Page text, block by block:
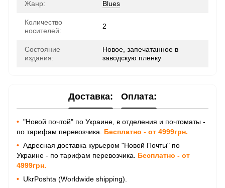
Жанр: Blues
Количество
носителей:
2
Состояние
издания:
Новое, запечатанное в
заводскую пленку
Доставка: Оплата:
• "Новой почтой" по Украине, в отделения и почтоматы -
по тарифам перевозчика. Бесплатно - от 4999грн.
• Адресная доставка курьером "Новой Почты" по
Украине - по тарифам перевозчика. Бесплатно - от
4999грн.
• UkrPoshta (Worldwide shipping).